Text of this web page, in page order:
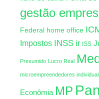
gestão
Federal home office
Impostos INSS ir ISS
Presumido Lucro Real
microempreendedores
Econômia MP